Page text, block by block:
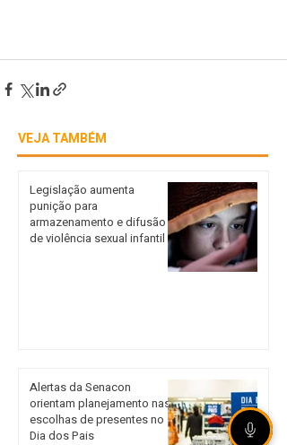
VEJA TAMBÉM
Legislação aumenta
punição para
armazenamento e difusão
de violência sexual infantil
Alertas da Senacon
orientam planejamento nas
escolhas de presentes no
Dia dos Pais